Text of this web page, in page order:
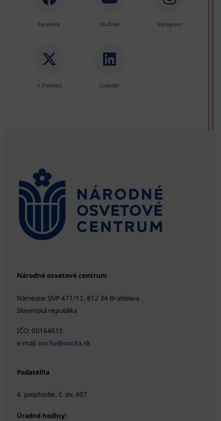
Facebook YouTube Instagram
X (Twitter) LinkedIn
Národné osvetové centrum
Námestie SNP 471/12, 812 34 Bratislava
Slovenská republika
IČO: 00164615
e-mail: nocka@nocka.sk
Podateľňa
4. poschodie, č. dv. 407
Úradné hodiny: